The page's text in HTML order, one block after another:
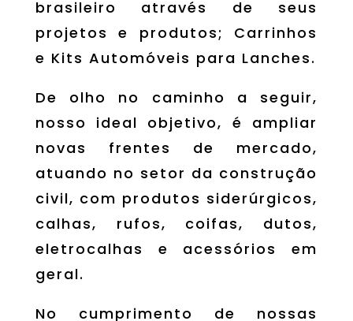
brasileiro através de seus
projetos e produtos; Carrinhos
e Kits Automóveis para Lanches.
De olho no caminho a seguir,
nosso ideal objetivo, é ampliar
novas frentes de mercado,
atuando no setor da construção
civil, com produtos siderúrgicos,
calhas, rufos, coifas, dutos,
eletrocalhas e acessórios em
geral.
No cumprimento de nossas